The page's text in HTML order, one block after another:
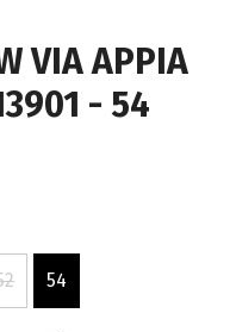
VIA APPIA
- 54
54